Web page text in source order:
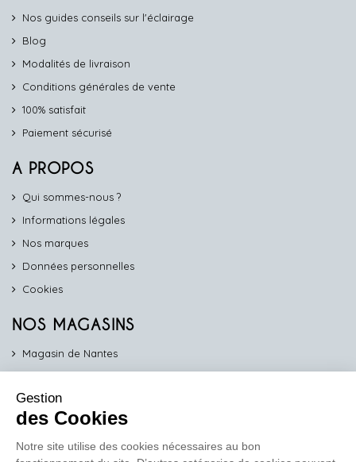
Nos guides conseils sur l'éclairage
Blog
Modalités de livraison
Conditions générales de vente
100% satisfait
Paiement sécurisé
A PROPOS
Qui sommes-nous ?
Informations légales
Nos marques
Données personnelles
Cookies
NOS MAGASINS
Magasin de Nantes
Magasin de Vannes
Magasin d'Orléans
Gestion
des Cookies
Notre site utilise des cookies nécessaires au bon